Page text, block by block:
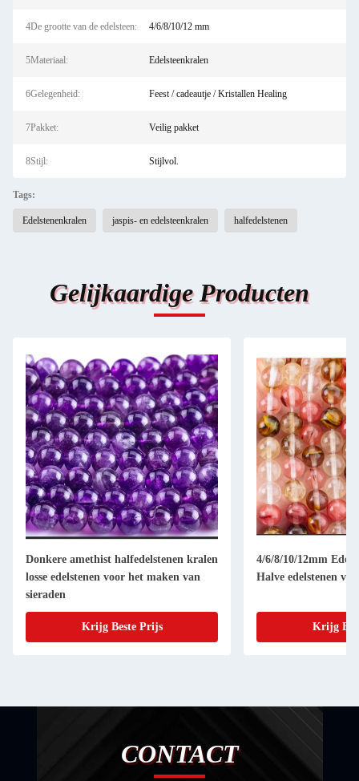
4De grootte van de edelsteen: 4/6/8/10/12 mm
5Materiaal: Edelsteenkralen
6Gelegenheid: Feest / cadeautje / Kristallen Healing
7Pakket: Veilig pakket
8Stijl: Stijlvol.
Tags:
Edelstenenkralen jaspis- en edelsteenkralen halfedelstenen
Gelijkaardige Producten
Donkere amethist halfedelstenen kralen
losse edelstenen voor het maken van
sieraden
Krijg Beste Prijs
4/6/8/10/12mm
Halve edelstenen
Krijg
CONTACT